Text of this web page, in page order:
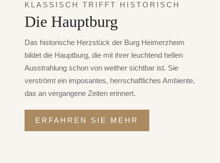
KLASSISCH TRIFFT HISTORISCH
Die Hauptburg
Das historische Herzstück der Burg Heimerzheim
bildet die Hauptburg, die mit ihrer leuchtend hellen
Ausstrahlung schon von weither sichtbar ist. Sie
verströmt ein imposantes, herrschaftliches Ambiente,
das an vergangene Zeiten erinnert.
ERFAHREN SIE MEHR